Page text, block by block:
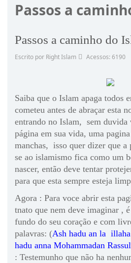
Passos a
Passos a caminho do
Escrito por Right Islam Acessos: 6190
Saiba que o Islam apaga todos
cometeu antes de abraçar esta
entrando no Islam, sem duvida
página em sua vida, uma
manchas, isso quer dizer que a
se ao islamismo fica como um
nascer, então deve tentar
para que esta sempre esteja
Agora : Para voce abrir esta
tnato que nem deve imaginar ,
fundo do seu coração e com
palavras: (Ash hadu an la
hadu anna Mohammadan
: Testemunho que não ha